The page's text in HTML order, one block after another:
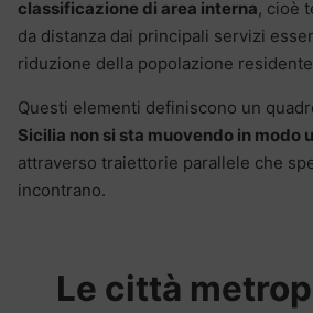
classificazione di area interna, cioè
da distanza dai principali servizi
riduzione della popolazione
Questi elementi definiscono un
Sicilia non si sta muovendo in modo
attraverso traiettorie parallele che
incontrano.
Le città